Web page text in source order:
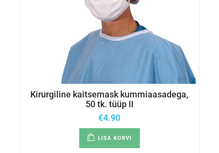
Kirurgiline kaitsemask kummiaasadega,
50 tk. tüüp II
€4.90
LISA KORVI